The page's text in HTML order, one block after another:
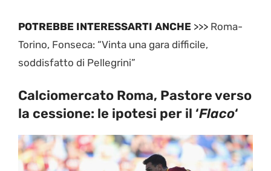
POTREBBE INTERESSARTI ANCHE >>> Roma-
Torino, Fonseca: “Vinta una gara difficile,
soddisfatto di Pellegrini”
Calciomercato Roma, Pastore verso
la cessione: le ipotesi per il ‘Flaco‘